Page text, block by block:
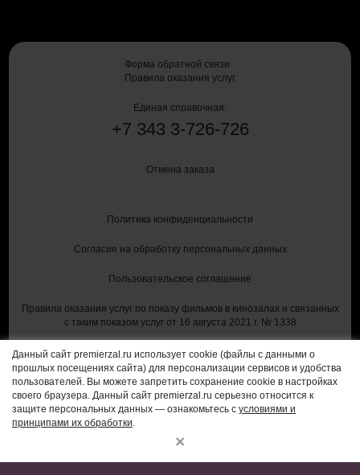
Правила оказания услуг
Форма обратной связи
Единая справочная:
+7 343 3-726-726
Отмена заказа
Политика конфиденциальности
Согласие на обработку персональных данных
Пользовательское соглашение
Правила оказания услуг по показу фильмов в кинозалах и связанных
с таким показом услуг от 16 августа 2021 г. № 1338
Владелец сайта и CRM-системы:
ООО "Бокс-Офиском"
620143, Свердловская область, г Екатеринбург, пр-кт Космонавтов,
стр. 41, помещ. 14
Данный сайт premierzal.ru использует cookie (файлы с данными о
прошлых посещениях сайта) для персонализации сервисов и удобства
пользователей. Вы можете запретить сохранение cookie в настройках
своего браузера. Данный сайт premierzal.ru серьезно относится к
защите персональных данных — ознакомьтесь с условиями и
принципами их обработки.
×